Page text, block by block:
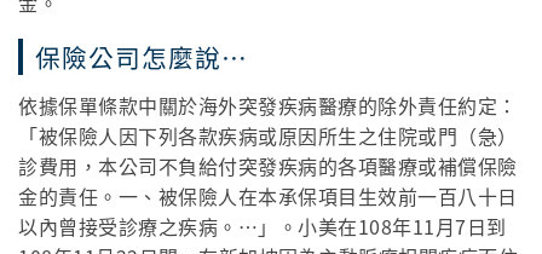
保險公司怎麼說…
依據保單條款中關於海外突發疾病醫療的除外責任約定：
「被保險人因下列各款疾病或原因所生之住院或門（急）
診費用，本公司不負給付突發疾病的各項醫療或補償保險
金的責任。一、被保險人在本承保項目生效前一百八十日
以內曾接受診療之疾病。…」。小美在108年11月7日到